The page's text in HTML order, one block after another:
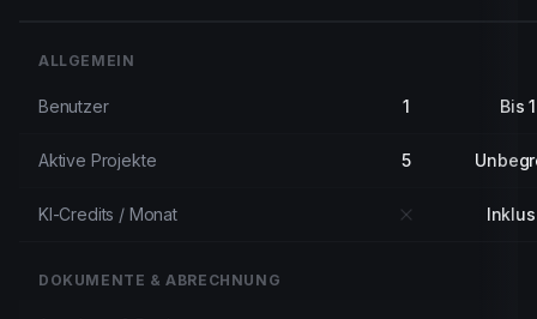
ALLGEMEIN
Benutzer 1 Bis
Aktive Projekte 5
KI-Credits / Monat
DOKUMENTE & ABRECHNUNG